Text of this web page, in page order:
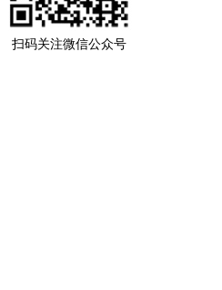
扫码关注微信公众号